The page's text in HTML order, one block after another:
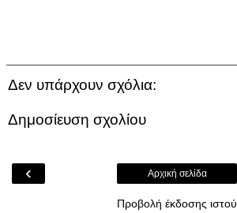
Δεν υπάρχουν σχόλια:
Δημοσίευση σχολίου
‹ Αρχική σελίδα
Προβολή έκδοσης ιστού